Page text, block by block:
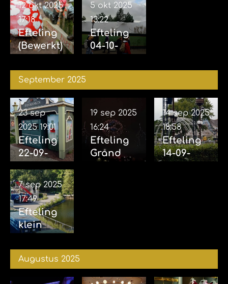
Efteling
(Bewerkt)
2025
12 okt 2025
17:18
Efteling
04-10-
5 okt 2025
13:22
September 2025
Efteling
22-09-
(incl.
Aankond
iging
familiem
usical
vertelt...
Joris en
23 sep
2025 19:01
Efteling
Grand
19 sep 2025
16:24
Efteling
14-09-
14 sep 2025
18:58
Efteling
klein
09-2025
7 sep 2025
17:49
Augustus 2025